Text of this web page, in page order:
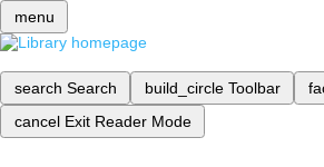
menu
search Search build_circle Toolbar
cancel Exit Reader Mode